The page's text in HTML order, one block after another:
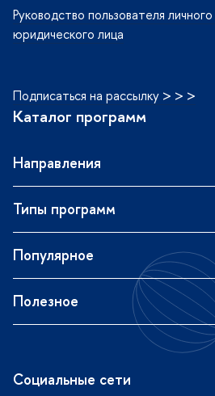
Руководство пользователя
юридического лица
Подписаться на рассылку > > >
Каталог программ
Направления
Типы программ
Популярное
Полезное
Социальные сети